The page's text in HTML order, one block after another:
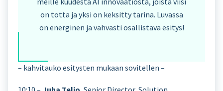
on totta ja yksi on keksitty tarina. Luvassa
on energinen ja vahvasti osallistava esitys!
– kahvitauko esitysten mukaan sovitellen –